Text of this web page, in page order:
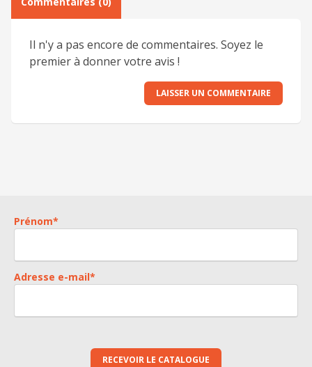
Politique de confidentialité *
En soumettant ce formulaire, j'accepte lapolitique de
Il n'y a pas encore de commentaires. Soyez le
premier à donner votre avis !
LAISSER UN COMMENTAIRE
Prénom*
Adresse e-mail*
RECEVOIR LE CATALOGUE